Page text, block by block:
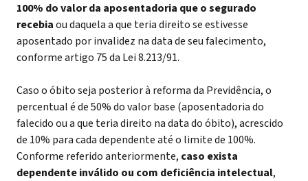
100% do valor da aposentadoria que o segurado
recebiaou daquela a que teria direito se estivesse
aposentado por invalidez na data de seu falecimento,
conforme artigo 75 da Lei 8.213/91.
Caso o óbito seja posterior à reforma da Previdência, o
percentual é de 50% do valor base (aposentadoria do
falecido ou a que teria direito na data do óbito), acrescido
de 10% para cada dependente até o limite de 100%.
Conforme referido anteriormente, caso exista
dependente inválido ou com deficiência intelectual,